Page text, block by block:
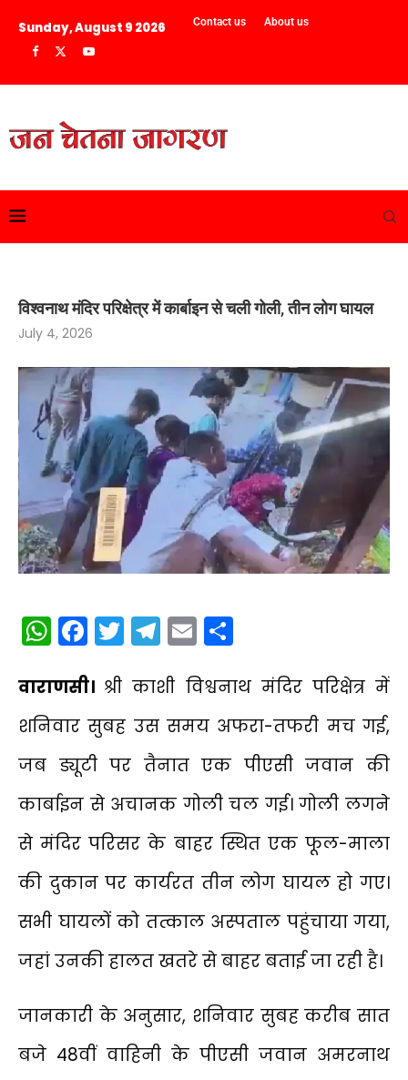
Sunday, August 9 2026 Contact us About us
विश्वनाथ मंदिर परिक्षेत्र में कार्बाइन से चली गोली, तीन लोग घायल
July 4, 2026
WhatsApp
Facebook
Twitter
Telegram
Email
वाराणसी।श्री काशी विश्वनाथ मंदिर परिक्षेत्र में
शनिवार सुबह उस समय अफरा-तफरी मच गई,
जब ड्यूटी पर तैनात एक पीएसी जवान की
कार्बाइन से अचानक गोली चल गई। गोली लगने
से मंदिर परिसर के बाहर स्थित एक फूल-माला
की दुकान पर कार्यरत तीन लोग घायल हो गए।
सभी घायलों को तत्काल अस्पताल पहुंचाया गया,
जहां उनकी हालत खतरे से बाहर बताई जा रही है।
जानकारी के अनुसार, शनिवार सुबह करीब सात
बजे 48वीं वाहिनी के पीएसी जवान अमरनाथ